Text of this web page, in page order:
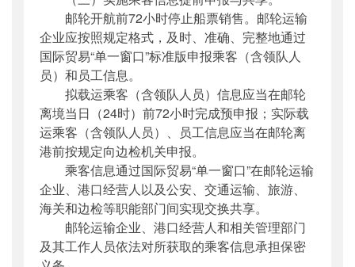
邮轮开航前72小时停止船票销售。邮轮运输
企业应按照规定格式，及时、准确、完整地通过
国际贸易“单一窗口”标准版申报乘客（含领队人
员）和员工信息。
拟载运乘客（含领队人员）信息应当在邮轮
离境当日（24时）前72小时完成预申报；实际载
运乘客（含领队人员）、员工信息应当在邮轮离
港前按规定向边检机关申报。
乘客信息通过国际贸易“单一窗口”在邮轮运输
企业、港口经营人以及公安、交通运输、旅游、
海关和边检等职能部门间实现交换共享。
邮轮运输企业、港口经营人和相关管理部门
及其工作人员依法对所获取的乘客信息承担保密